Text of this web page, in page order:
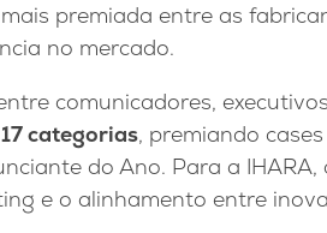
premiada entre as
no mercado.
comunicadores,
17 categorias, premiando
do Ano. Para a
e o alinhamento entre